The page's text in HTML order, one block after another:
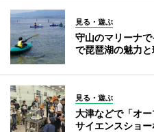
見る・遊ぶ
守山のマリーナ
で琵琶湖の魅力
見る・遊ぶ
大津などで「オ
サイエンスショ